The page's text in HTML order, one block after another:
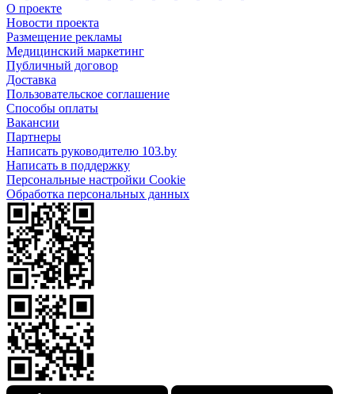
О проекте
Новости проекта
Размещение рекламы
Медицинский маркетинг
Публичный договор
Доставка
Пользовательское соглашение
Способы оплаты
Вакансии
Партнеры
Написать руководителю 103.by
Написать в поддержку
Персональные настройки Cookie
Обработка персональных данных